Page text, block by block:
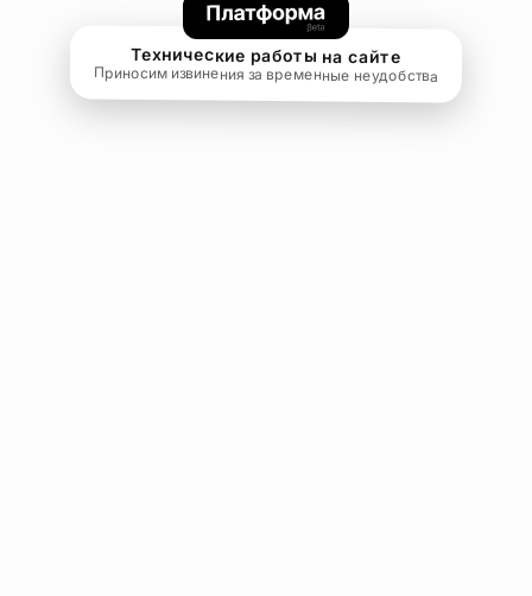
Технические работы на сайте
Приносим извинения за временные неудобства